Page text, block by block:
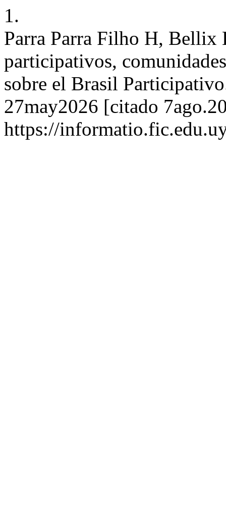
1.
Parra Parra Filho H, Bellix
participativos,
sobre el Brasil
27may2026 [citado
https://